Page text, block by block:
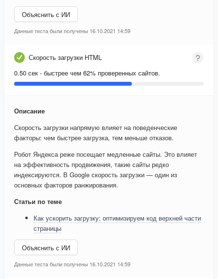
Объяснить с ИИ
Данные теста были получены 16.10.2021 14:59
Скорость загрузки HTML
0.50 сек - быстрее чем 62% проверенных сайтов.
Описание
Скорость загрузки напрямую влияет на поведенческие
факторы: чем быстрее загрузка, тем меньше отказов.
Робот Яндекса реже посещает медленные сайты. Это влияет
на эффективность продвижения, такие сайты редко
индексируются. В Google скорость загрузки — один из
основных факторов ранжирования.
Статьи по теме
Как ускорить загрузку: оптимизируем код верхней части
страницы
Объяснить с ИИ
Данные теста были получены 16.10.2021 14:59